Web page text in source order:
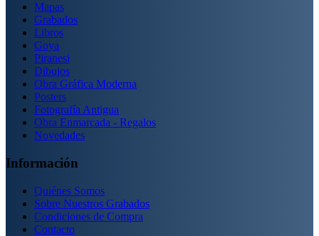
Mapas
Grabados
Libros
Goya
Piranesi
Dibujos
Obra Gráfica Moderna
Posters
Fotografía Antigua
Obra Enmarcada - Regalos
Novedades
Información
Quiénes Somos
Sobre Nuestros Grabados
Condiciones de Compra
Contacto